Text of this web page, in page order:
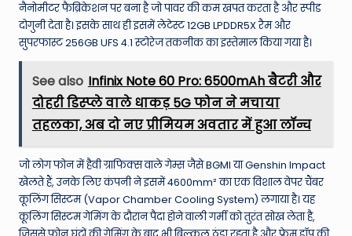
नैनोमीटर फैब्रिकेशन पर बना है जो पावर की कम खपत करता है और स्पीड
दोगुनी देता है। इसके साथ ही इसमें लेटेस्ट 12GB LPDDR5X रैम और
सुपरफास्ट 256GB UFS 4.1 स्टोरेज तकनीक का इस्तेमाल किया गया है।
See also Infinix Note 60 Pro: 6500mAh बैटरी और
दोहरी डिस्प्ले वाले धाकड़ 5G फोन ने मचाया
तहलका, अब दो नए प्रीमियम अवतार में हुआ लॉन्च
जो लोग फोन में हैवी ग्राफिक्स वाले गेम्स जैसे BGMI या Genshin Impact
खेलते हैं, उनके लिए कंपनी ने इसमें 4600mm² का एक विशाल वेपर चैंबर
कूलिंग सिस्टम (Vapor Chamber Cooling System) लगाया है। यह
कूलिंग सिस्टम गेमिंग के दौरान पैदा होने वाली गर्मी को तुरंत सोख लेता है,